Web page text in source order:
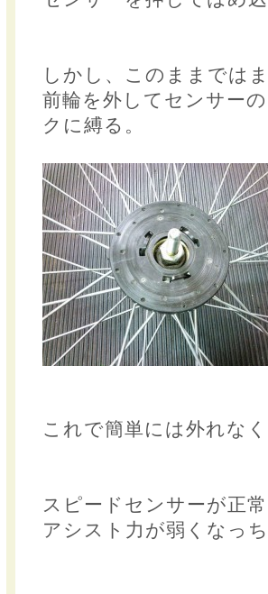
しかし、このままでは
前輪を外してセンサー
クに縛る。
これで簡単には外れなく
スピードセンサーが正
アシスト力が弱くなっ